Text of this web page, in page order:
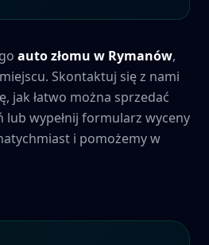
auto złomu w Rymanów,
Skontaktuj się z nami
jak łatwo można sprzedać
lub wypełnij formularz wyceny
i pomożemy w